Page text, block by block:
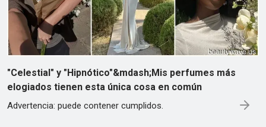
"Celestial" y "Hipnótico"&mdash;Mis perfumes más
elogiados tienen esta única cosa en común
Advertencia: puede contener cumplidos.